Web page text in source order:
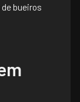
bueiros